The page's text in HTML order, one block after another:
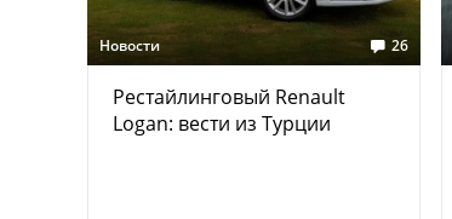
Новости 26
Рестайлинговый Renault
Logan: вести из Турции